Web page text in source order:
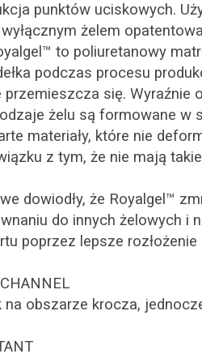
punktów uciskowych.
żelem
to poliuretanowy
podczas procesu
przemieszcza się.
żelu są formowane w
materiały, które nie
z tym, że nie mają
dowiodły, że Royalgel™
do innych żelowych i
poprzez lepsze
na obszarze krocza,